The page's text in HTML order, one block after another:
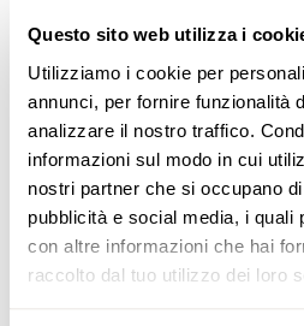
Questo sito web utilizza i
Utilizziamo i cookie per
annunci, per fornire funzionalità
analizzare il nostro traffico.
informazioni sul modo in cui
nostri partner che si occupano
pubblicità e social media, i quali
con altre informazioni che hai
raccolto dal tuo utilizzo dei loro